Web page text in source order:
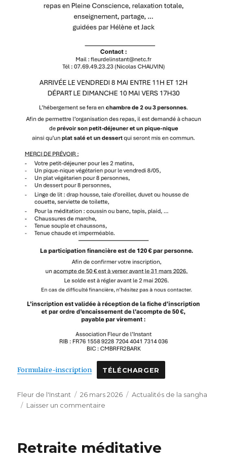
Formulaire-inscription TÉLÉCHARGER
Auteur
Fleur de l'Instant
Publié
le
26 mars 2026 Catégories
Actualités de la sangha
Laisser un commentaire
RIB
Retraite méditative